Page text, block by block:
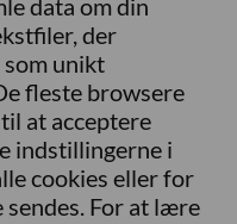
der
unikt
fleste browsere
at acceptere
indstillingerne i
cookies eller for
sendes. For at lære